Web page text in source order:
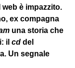
è impazzito.
ex compagna
una storia che
il cddel
Un segnale